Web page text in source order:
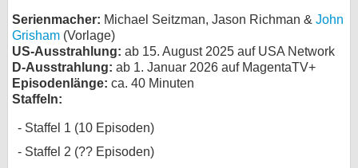
Serienmacher: Michael Seitzman, Jason Richman & John
Grisham (Vorlage)
US-Ausstrahlung: ab 15. August 2025 auf USA Network
D-Ausstrahlung: ab 1. Januar 2026 auf MagentaTV+
Episodenlänge: ca. 40 Minuten
Staffeln:
Staffel 1 (10 Episoden)
Staffel 2 (?? Episoden)
Nutzungsbedingungen